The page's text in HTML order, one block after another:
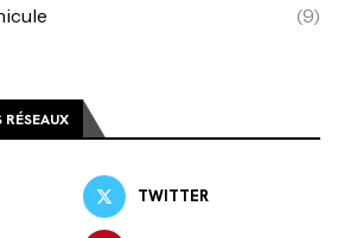
(9)
RÉSEAUX
TWITTER